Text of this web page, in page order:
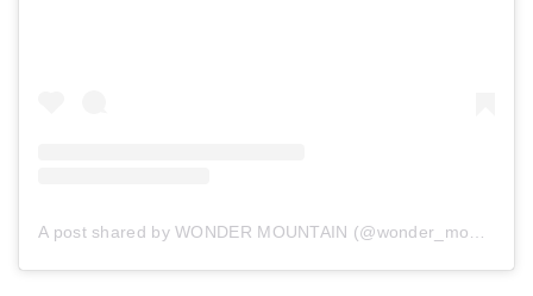
A post shared by WONDER MOUNTAIN (@wonder_mountain_irie)